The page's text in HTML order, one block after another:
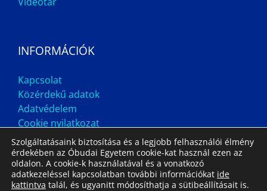
INFORMÁCIÓK
Kapcsolat
Közérdekű adatok
Adatvédelem
Cookie nyilatkozat
Szolgáltatásaink biztosítása és a legjobb felhasználói élmény
érdekében az Óbudai Egyetem cookie-kat használ ezen az
oldalon. A cookie-k használatával és a vonatkozó
adatkezeléssel kapcsolatban további információkat ide
kattintva talál, és ugyanitt módosíthatja a sütibeállításait is.